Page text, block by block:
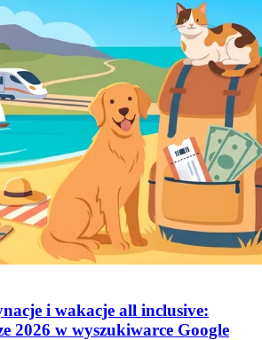
i wakacje all inclusive:
2026 w wyszukiwarce Google